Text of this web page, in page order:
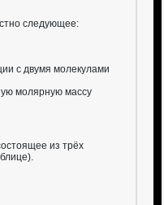
следующее:
с двумя молекулами
молярную массу
из трёх